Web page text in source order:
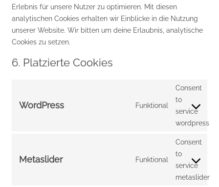
Erlebnis für unsere Nutzer zu optimieren. Mit diesen
analytischen Cookies erhalten wir Einblicke in die Nutzung
unserer Website. Wir bitten um deine Erlaubnis, analytische
Cookies zu setzen.
6. Platzierte Cookies
WordPress Funktional
Consent
to
service
wordpress
Metaslider Funktional
Consent
to
service
metaslider